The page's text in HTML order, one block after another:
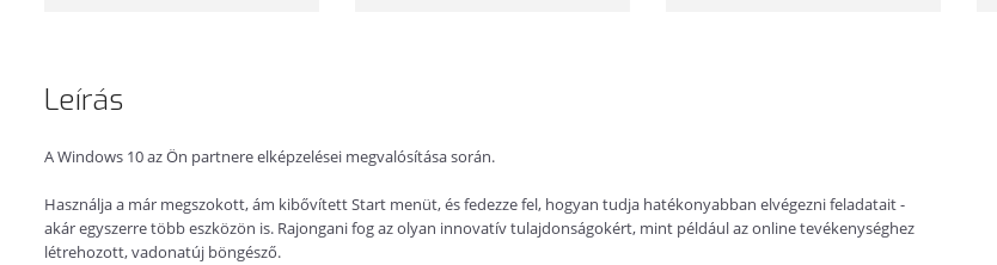
Leírás
A Windows 10 az Ön partnere elképzelései megvalósítása során.
Használja a már megszokott, ám kibővített Start menüt, és fedezze fel, hogyan tudja hatékonyabban elvégezni feladatait -
akár egyszerre több eszközön is. Rajongani fog az olyan innovatív tulajdonságokért, mint például az online tevékenységhez
létrehozott, vadonatúj böngésző.